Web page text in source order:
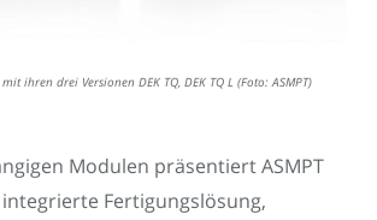
ihren drei Versionen DEK TQ, DEK TQ L (Foto: ASMPT)
Modulen präsentiert ASMPT
Fertigungslösung,